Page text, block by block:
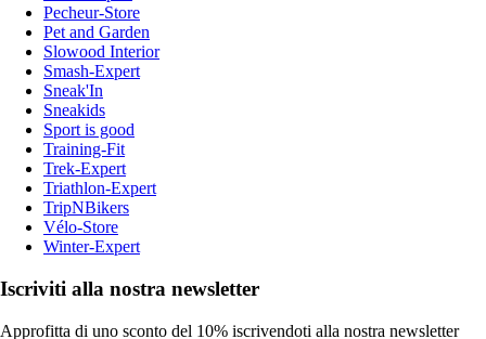
Pecheur-Store
Pet and Garden
Slowood Interior
Smash-Expert
Sneak'In
Sneakids
Sport is good
Training-Fit
Trek-Expert
Triathlon-Expert
TripNBikers
Vélo-Store
Winter-Expert
Iscriviti alla nostra newsletter
Approfitta di uno sconto del 10% iscrivendoti alla nostra newsletter